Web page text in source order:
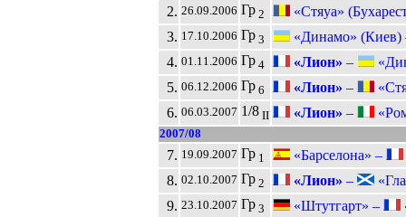
2. 26.09.2006 Гр2
«Стяуа»
3. 17.10.2006 Гр3
«Динамо» (Киев)
4. 01.11.2006 Гр4 «Лион» –
5. 06.12.2006 Гр6 «Лион» –
6. 06.03.2007 1/8II «Лион» –
2007/08
7. 19.09.2007 Гр1 «Барселона» –
8. 02.10.2007 Гр2 «Лион» –
9. 23.10.2007 Гр3 «Штутгарт» –